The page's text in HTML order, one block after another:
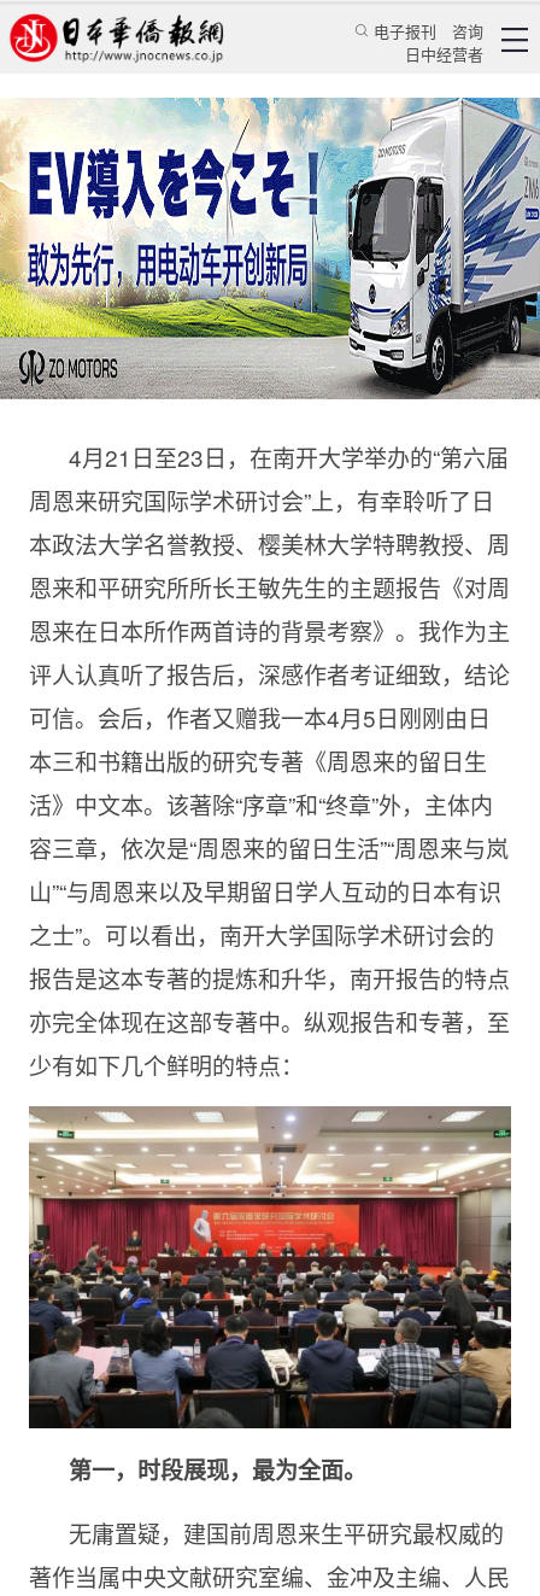
电子报刊
咨询
日中经营者
考证细致、结论可信——简评《周恩来的留日生
活》
陈答才 特辑 华文汇萃
日本华侨报 2023/5/1 09:36:59
4月21日至23日，在南开大学举办的“第六届
周恩来研究国际学术研讨会”上，有幸聆听了日
本政法大学名誉教授、樱美林大学特聘教授、周
恩来和平研究所所长王敏先生的主题报告《对周
恩来在日本所作两首诗的背景考察》。我作为主
评人认真听了报告后，深感作者考证细致，结论
可信。会后，作者又赠我一本4月5日刚刚由日
本三和书籍出版的研究专著《周恩来的留日生
活》中文本。该著除“序章”和“终章”外，主体内
容三章，依次是“周恩来的留日生活”“周恩来与岚
山”“与周恩来以及早期留日学人互动的日本有识
之士”。可以看出，南开大学国际学术研讨会的
报告是这本专著的提炼和升华，南开报告的特点
亦完全体现在这部专著中。纵观报告和专著，至
少有如下几个鲜明的特点：
第一，时段展现，最为全面。
无庸置疑，建国前周恩来生平研究最权威的
著作当属中央文献研究室编、金冲及主编、人民